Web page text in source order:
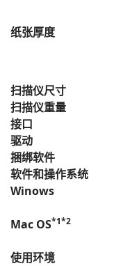
纸张厚度
扫描仪尺寸
扫描仪重量
接口
驱动
捆绑软件
软件和操作系统
Winows
Mac OS*1*2
使用环境